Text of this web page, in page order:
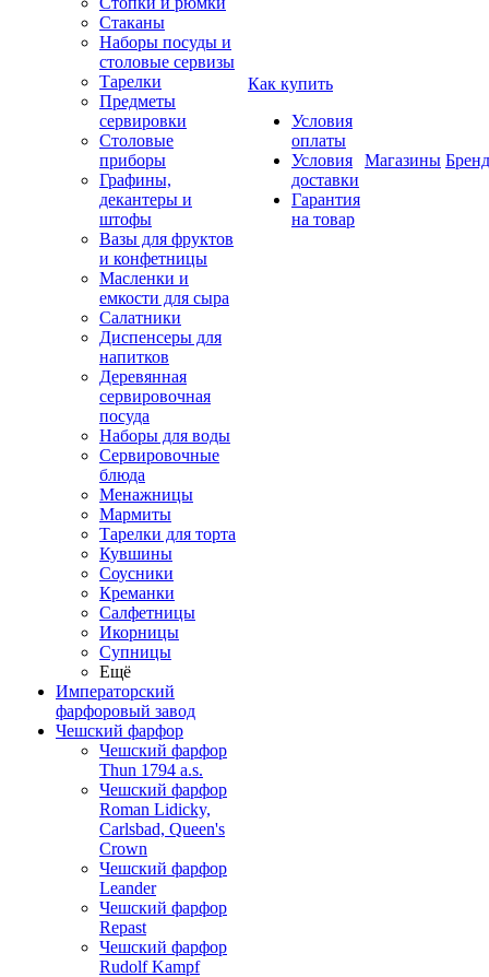
Стаканы
Наборы посуды и
столовые сервизы
Тарелки
Предметы
сервировки
Столовые
приборы
Графины,
декантеры и
штофы
Вазы для фруктов
и конфетницы
Масленки и
емкости для сыра
Салатники
Диспенсеры для
напитков
Деревянная
сервировочная
посуда
Наборы для воды
Сервировочные
блюда
Менажницы
Мармиты
Тарелки для торта
Кувшины
Соусники
Креманки
Салфетницы
Икорницы
Супницы
Ещё
Императорский
фарфоровый завод
Чешский фарфор
Чешский фарфор
Thun 1794 a.s.
Чешский фарфор
Roman Lidicky,
Carlsbad, Queen's
Crown
Чешский фарфор
Leander
Чешский фарфор
Repast
Чешский фарфор
Rudolf Kampf
Как купить
Условия
оплаты
Условия
доставки
Гарантия
на товар
Магазины